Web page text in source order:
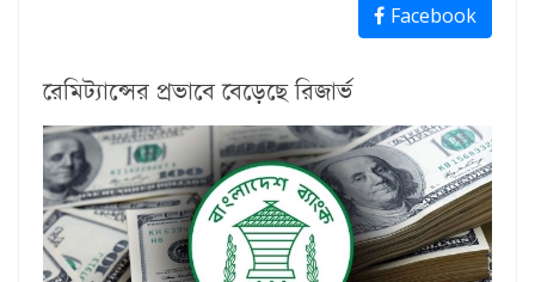
Facebook
রেমিট্যান্সের প্রভাবে বেড়েছে রিজার্ভ